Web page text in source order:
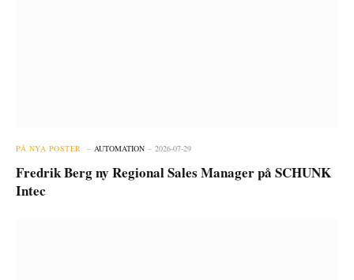
PÅ NYA POSTER AUTOMATION 2026-07-29
Fredrik Berg ny Regional Sales Manager på SCHUNK
Intec